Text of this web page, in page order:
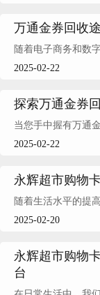
万通金券回收
随着电子商务和数
2025-02-22
探索万通金券
当您手中握有万通
2025-02-22
永辉超市购物
随着生活水平的提
2025-02-20
永辉超市购物
台